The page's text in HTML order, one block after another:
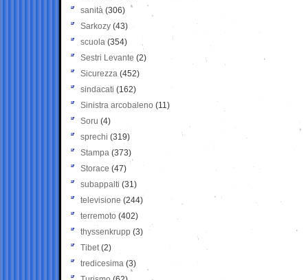
sanità (306)
Sarkozy (43)
scuola (354)
Sestri Levante (2)
Sicurezza (452)
sindacati (162)
Sinistra arcobaleno (11)
Soru (4)
sprechi (319)
Stampa (373)
Storace (47)
subappalti (31)
televisione(244)
terremoto (402)
thyssenkrupp (3)
Tibet(2)
tredicesima (3)